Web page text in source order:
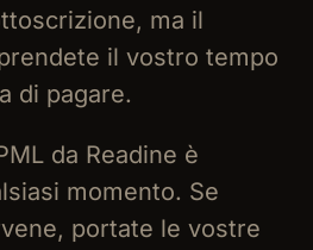
ma il
il vostro tempo
di pagare.
da Readine è
momento. Se
portate le vostre